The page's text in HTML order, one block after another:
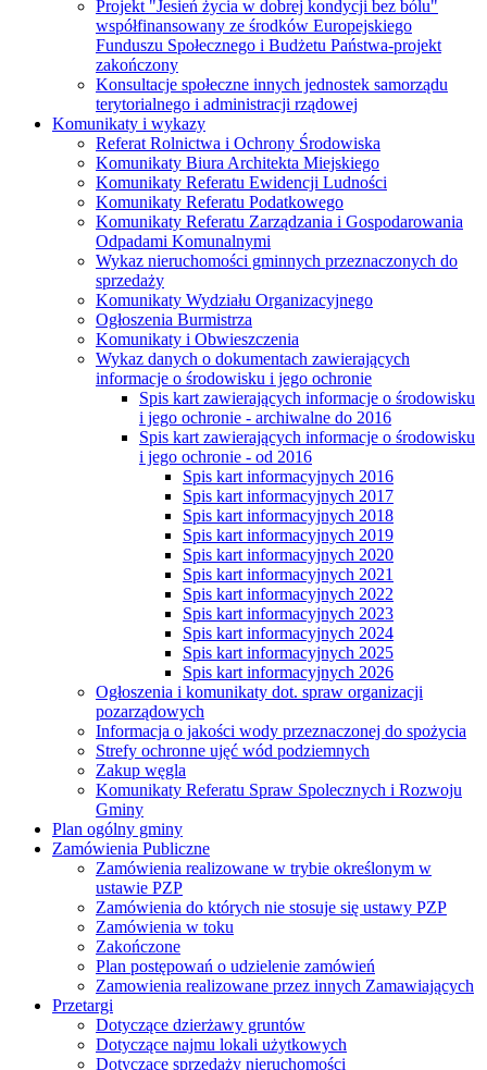
Projekt "Jesień życia w dobrej kondycji bez bólu"
współfinansowany ze środków Europejskiego
Funduszu Społecznego i Budżetu Państwa-projekt
zakończony
Konsultacje społeczne innych jednostek samorządu
terytorialnego i administracji rządowej
Komunikaty i wykazy
Referat Rolnictwa i Ochrony Środowiska
Komunikaty Biura Architekta Miejskiego
Komunikaty Referatu Ewidencji Ludności
Komunikaty Referatu Podatkowego
Komunikaty Referatu Zarządzania i Gospodarowania
Odpadami Komunalnymi
Wykaz nieruchomości gminnych przeznaczonych do
sprzedaży
Komunikaty Wydziału Organizacyjnego
Ogłoszenia Burmistrza
Komunikaty i Obwieszczenia
Wykaz danych o dokumentach zawierających
informacje o środowisku i jego ochronie
Spis kart zawierających informacje o środowisku
i jego ochronie - archiwalne do 2016
Spis kart zawierających informacje o środowisku
i jego ochronie - od 2016
Spis kart informacyjnych 2016
Spis kart informacyjnych 2017
Spis kart informacyjnych 2018
Spis kart informacyjnych 2019
Spis kart informacyjnych 2020
Spis kart informacyjnych 2021
Spis kart informacyjnych 2022
Spis kart informacyjnych 2023
Spis kart informacyjnych 2024
Spis kart informacyjnych 2025
Spis kart informacyjnych 2026
Ogłoszenia i komunikaty dot. spraw organizacji
pozarządowych
Informacja o jakości wody przeznaczonej do spożycia
Strefy ochronne ujęć wód podziemnych
Zakup węgla
Komunikaty Referatu Spraw Spolecznych i Rozwoju
Gminy
Plan ogólny gminy
Zamówienia Publiczne
Zamówienia realizowane w trybie określonym w
ustawie PZP
Zamówienia do których nie stosuje się ustawy PZP
Zamówienia w toku
Zakończone
Plan postępowań o udzielenie zamówień
Zamowienia realizowane przez innych Zamawiających
Przetargi
Dotyczące dzierżawy gruntów
Dotyczące najmu lokali użytkowych
Dotyczące sprzedaży nieruchomości